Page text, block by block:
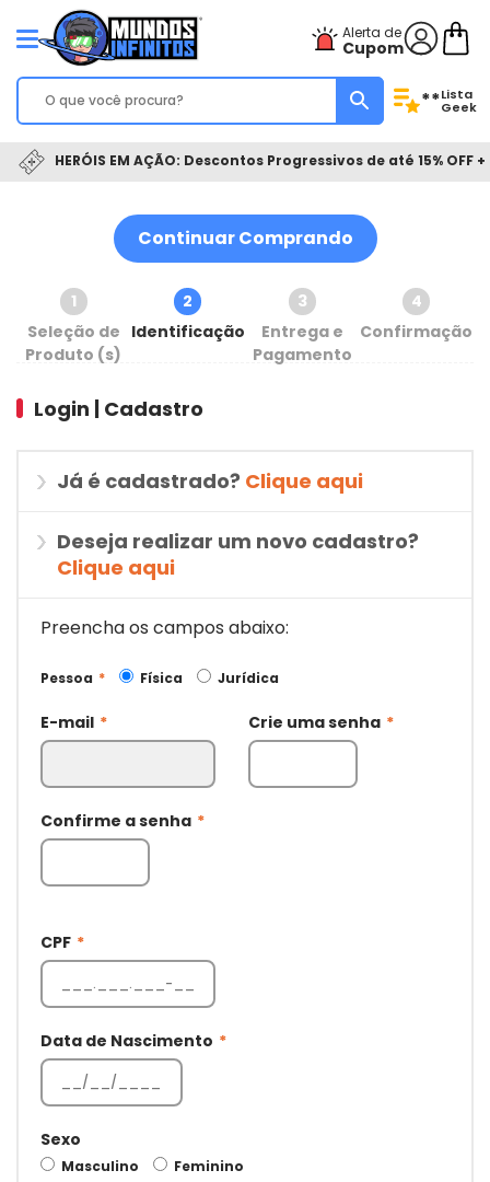
Alerta de
Cupom
**Lista
Geek
HERÓIS EM AÇÃO: Descontos Progressivos de até 15% OFF
Continuar Comprando
1
Seleção de
Produto (s)
2
Identificação
3
Entrega e
Pagamento
4
Confirmação
Login | Cadastro
Já é cadastrado? Clique aqui
Deseja realizar um novo cadastro?
Clique aqui
Preencha os campos abaixo:
Pessoa * Física Jurídica
E-mail * Crie uma senha *
Confirme a senha *
CPF *
Data de Nascimento *
Sexo
Masculino Feminino